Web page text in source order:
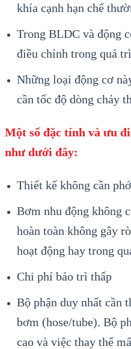
khía cạnh hạn chế
Trong BLDC và động
điều chỉnh trong quá
Những loại động cơ
cần tốc độ dòng chảy
Một số đặc tính và ưu
như dưới đây:
Thiết kế không cần
Bơm nhu động không
hoàn toàn không gây
hoạt động hay trong
Chi phí bảo trì thấp
Bộ phận duy nhất cần
bơm (hose/tube). Bộ
cao và việc thay thế